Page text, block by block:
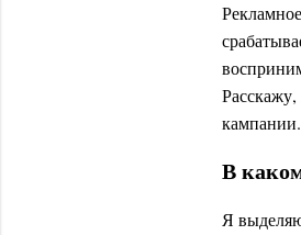
кампании.
В
Я